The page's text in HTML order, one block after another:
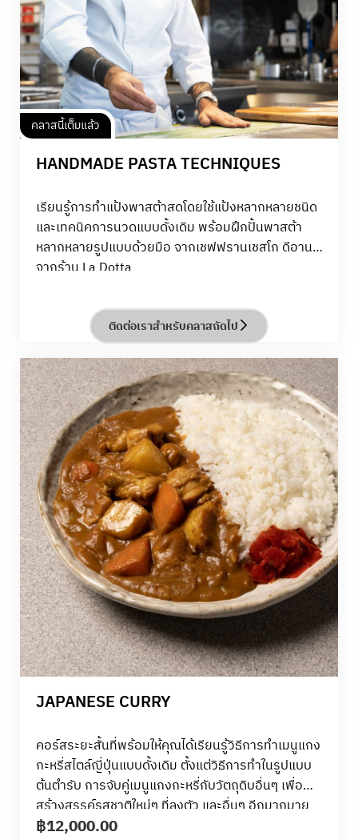
คลาสนี้เต็มแล้ว
HANDMADE PASTA TECHNIQUES
เรียนรู้การทำแป้งพาสต้าสดโดยใช้แป้งหลากหลายชนิด
และเทคนิคการนวดแบบดั้งเดิม พร้อมฝึกปั้นพาสต้า
หลากหลายรูปแบบด้วยมือ จากเชฟฟรานเชสโก ดีอานา
จากร้าน La Dotta
ติดต่อเราสำหรับคลาสถัดไป
JAPANESE CURRY
คอร์สระยะสั้นที่พร้อมให้คุณได้เรียนรู้วิธีการทำเมนูแกง
กะหรี่สไตล์ญี่ปุ่นแบบดั้งเดิม ตั้งแต่วิธีการทำในรูปแบบ
ต้นตำรับ การจับคู่เมนูแกงกะหรี่กับวัตถุดิบอื่นๆ เพื่อ
สร้างสรรค์รสชาติใหม่ๆ ที่ลงตัว และอื่นๆ อีกมากมาย
ตลอด 6 ชั่วโมงเต็ม สอนโดยเชฟชาวญี่ปุ่นระดับมือ
฿12,000.00